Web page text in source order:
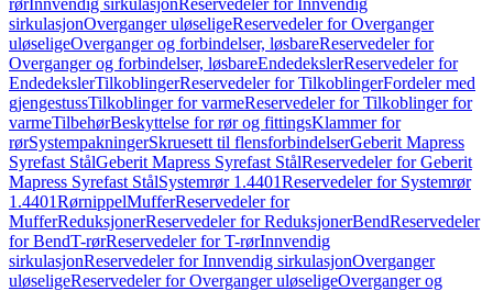
rørInnvendig sirkulasjonReservedeler for Innvendig
sirkulasjonOverganger uløseligeReservedeler for Overganger
uløseligeOverganger og forbindelser, løsbareReservedeler for
Overganger og forbindelser, løsbareEndedekslerReservedeler for
EndedekslerTilkoblingerReservedeler for TilkoblingerFordeler med
gjengestussTilkoblinger for varmeReservedeler for Tilkoblinger for
varmeTilbehørBeskyttelse for rør og fittingsKlammer for
rørSystempakningerSkruesett til flensforbindelserGeberit Mapress
Syrefast StålGeberit Mapress Syrefast StålReservedeler for Geberit
Mapress Syrefast StålSystemrør 1.4401Reservedeler for Systemrør
1.4401RørnippelMufferReservedeler for
MufferReduksjonerReservedeler for ReduksjonerBendReservedeler
for BendT-rørReservedeler for T-rørInnvendig
sirkulasjonReservedeler for Innvendig sirkulasjonOverganger
uløseligeReservedeler for Overganger uløseligeOverganger og